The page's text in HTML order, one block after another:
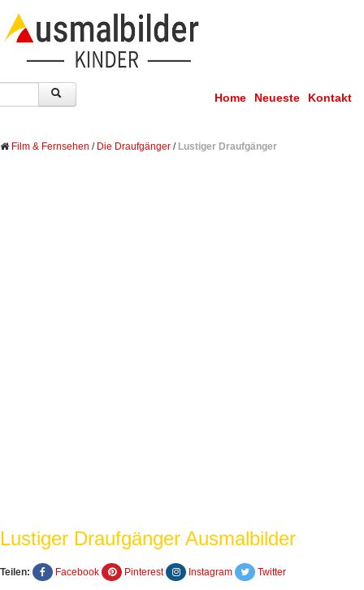
Home Neueste Kontakt
Film & Fernsehen / Die Draufgänger / Lustiger Draufgänger
Lustiger Draufgänger Ausmalbilder
Teilen: Facebook Pinterest Instagram Twitter